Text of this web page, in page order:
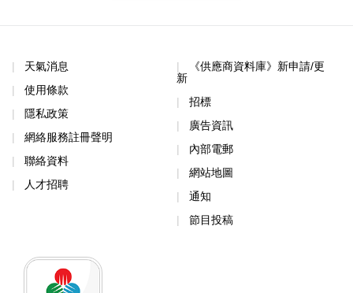
使用條款
隱私政策
網絡服務註冊聲明
聯絡資料
人才招聘
廣告資訊
內部電郵
網站地圖
通知
節目投稿